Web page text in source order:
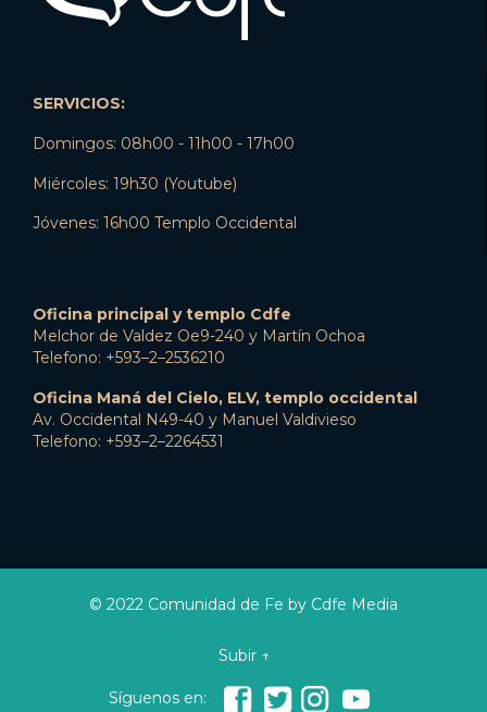
SERVICIOS:
Domingos: 08h00 - 11h00 - 17h00
Miércoles: 19h30 (Youtube)
Jóvenes: 16h00 Templo Occidental
Oficina principal y templo Cdfe
Melchor de Valdez Oe9-240 y Martín Ochoa
Telefono: +593–2–2536210
Oficina Maná del Cielo, ELV, templo occidental
Av. Occidental N49-40 y Manuel Valdivieso
Telefono: +593–2–2264531
© 2022 Comunidad de Fe by Cdfe Media
Subir ↑
Síguenos en:    